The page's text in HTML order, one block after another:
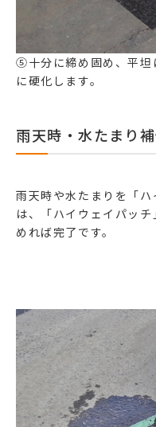
⑤十分に締め固め、平坦
に硬化します。
雨天時・水たまり
雨天時や水たまりを「
は、「ハイウェイパッ
めれば完了です。